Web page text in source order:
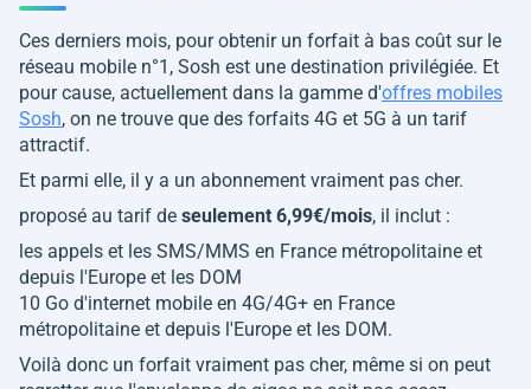
Ces derniers mois, pour obtenir un forfait à bas coût sur le
réseau mobile n°1, Sosh est une destination privilégiée. Et
pour cause, actuellement dans la gamme d'offres mobiles
Sosh, on ne trouve que des forfaits 4G et 5G à un tarif
attractif.
Et parmi elle, il y a un abonnement vraiment pas cher.
proposé au tarif de seulement 6,99€/mois, il inclut :
les appels et les SMS/MMS en France métropolitaine et
depuis l'Europe et les DOM
10 Go d'internet mobile en 4G/4G+ en France
métropolitaine et depuis l'Europe et les DOM.
Voilà donc un forfait vraiment pas cher, même si on peut